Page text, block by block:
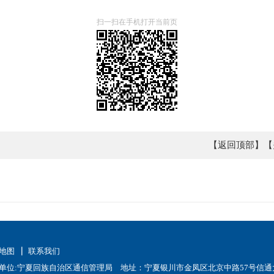
扫一扫在手机打开当前页
【返回顶部】
图
联系我们
位:宁夏回族自治区通信管理局 地址：宁夏银川市金凤区北京中路57号信